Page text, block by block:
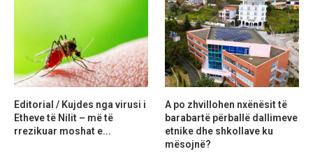
Editorial / Kujdes nga virusi i
Etheve të Nilit – më të
rrezikuar moshat e...
A po zhvillohen nxënësit të
barabartë përballë dallimeve
etnike dhe shkollave ku
mësojnë?